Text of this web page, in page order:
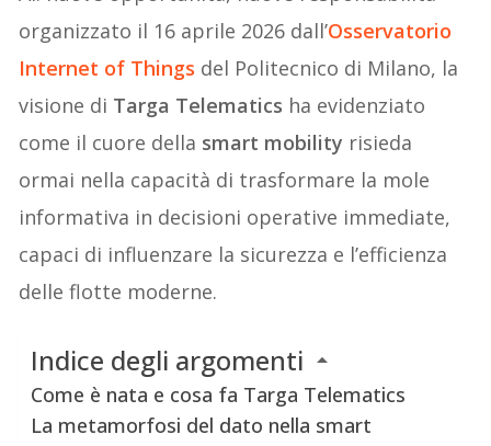
organizzato il 16 aprile 2026 dall’Osservatorio
Internet of Things del Politecnico di Milano, la
visione di Targa Telematics ha evidenziato
come il cuore della smart mobility risieda
ormai nella capacità di trasformare la mole
informativa in decisioni operative immediate,
capaci di influenzare la sicurezza e l’efficienza
delle flotte moderne.
Indice degli argomenti
Come è nata e cosa fa Targa Telematics
La metamorfosi del dato nella smart